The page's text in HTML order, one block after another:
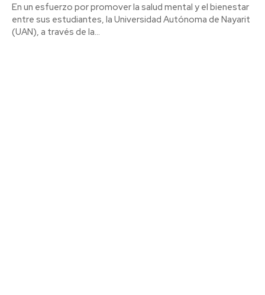
En un esfuerzo por promover la salud mental y el bienestar
entre sus estudiantes, la Universidad Autónoma de Nayarit
(UAN), a través de la...